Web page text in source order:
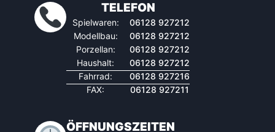
TELEFON
Spielwaren:
06128 927212
Modellbau:
06128 927212
Porzellan:
06128 927212
Haushalt:
06128 927212
Fahrrad:
06128 927216
FAX:
06128 927211
ÖFFNUNGSZEITEN